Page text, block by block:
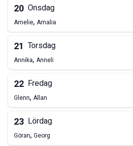
20 Onsdag
Amelie, Amalia
21 Torsdag
Annika, Anneli
22 Fredag
Glenn, Allan
23 Lördag
Göran, Georg